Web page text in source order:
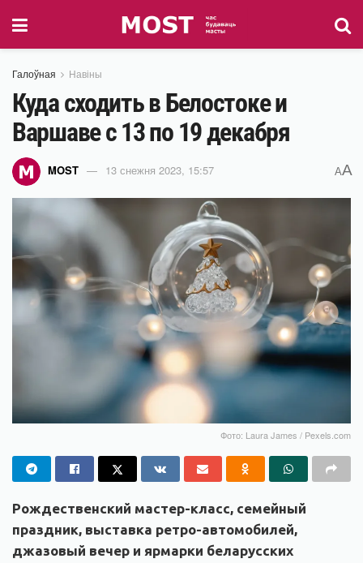
Галоўная Навіны
Куда сходить в Белостоке и
Варшаве с 13 по 19 декабря
MOST 13 снежня 2023, 15:57 AA
Фото: Laura James / Pexels.com
Рождественский мастер-класс, семейный
праздник, выставка ретро-автомобилей,
джазовый вечер и ярмарки беларусских